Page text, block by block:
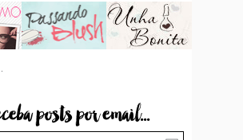
posts por email...